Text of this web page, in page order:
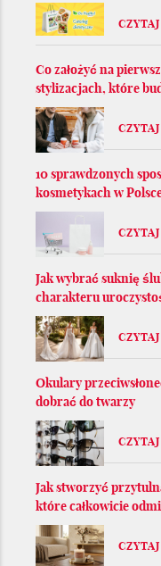
Co założyć na
stylizacjach, które
10 sprawdzonych
kosmetykach w
Jak wybrać suknię
charakteru
Okulary
dobrać do twarzy
Jak stworzyć
które całkowicie